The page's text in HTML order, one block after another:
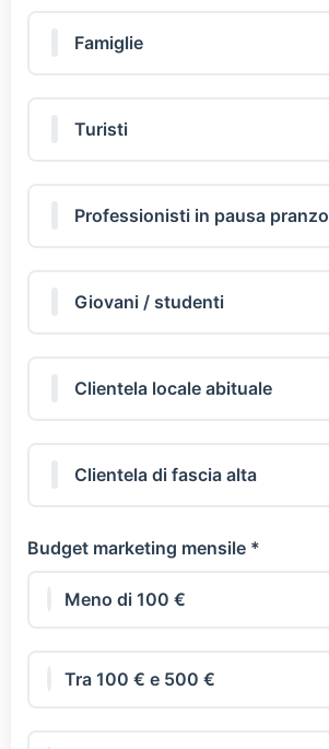
Famiglie
Turisti
Professionisti in pausa pranzo
Giovani / studenti
Clientela locale abituale
Clientela di fascia alta
Budget marketing mensile *
Meno di 100 €
Tra 100 € e 500 €